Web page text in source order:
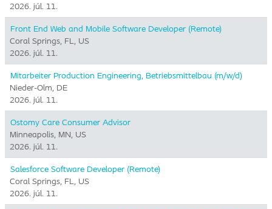
2026. júl. 11.
Front End Web and Mobile Software Developer (Remote)
Coral Springs, FL, US
2026. júl. 11.
Mitarbeiter Production Engineering, Betriebsmittelbau (m/w/d)
Nieder-Olm, DE
2026. júl. 11.
Ostomy Care Consumer Advisor
Minneapolis, MN, US
2026. júl. 11.
Salesforce Software Developer (Remote)
Coral Springs, FL, US
2026. júl. 11.